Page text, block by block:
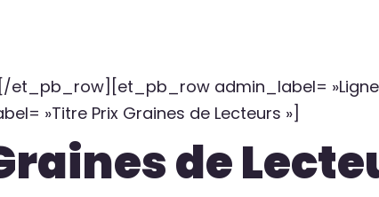
admin_label=
»Titre Prix Graines de Lecteurs »]
de